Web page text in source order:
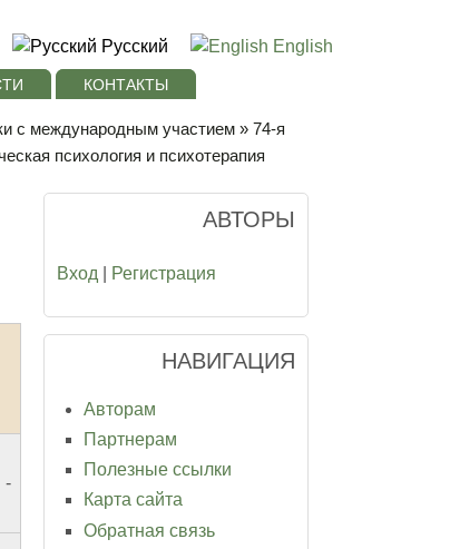
Русский English
КОНТАКТЫ
с международным участием » 74-я
психология и психотерапия
-
АВТОРЫ
Вход Регистрация
НАВИГАЦИЯ
Авторам
Партнерам
Полезные ссылки
Карта сайта
Обратная связь